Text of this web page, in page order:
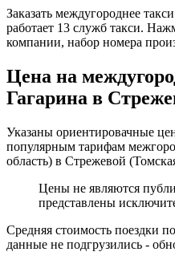
Заказать междугороднее
работает 13 служб такси.
компании, набор номера
Цена на
Гагарина в
Указаны ориентировачные
популярным тарифам
область) в Стрежевой
Цены не являются
представлены
Средняя стоимость поездки
данные не подгрузились -